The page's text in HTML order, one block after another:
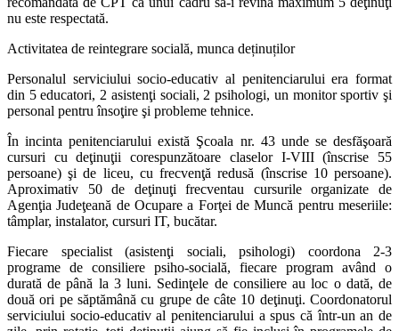
nu este respectată.
Activitatea de reintegrare socială, munca deținuților
Personalul serviciului socio-educativ al penitenciarului era format
din 5 educatori, 2 asistenţi sociali, 2 psihologi, un monitor sportiv şi
personal pentru însoţire şi probleme tehnice.
În incinta penitenciarului există Şcoala nr. 43 unde se desfăşoară
cursuri cu deţinuţii corespunzătoare claselor I-VIII (înscrise 55
persoane) şi de liceu, cu frecvenţă redusă (înscrise 10 persoane).
Aproximativ 50 de deţinuţi frecventau cursurile organizate de
Agenţia Judeţeană de Ocupare a Forţei de Muncă pentru meseriile:
tâmplar, instalator, cursuri IT, bucătar.
Fiecare specialist (asistenţi sociali, psihologi) coordona 2-3
programe de consiliere psiho-socială, fiecare program având o
durată de până la 3 luni. Sedinţele de consiliere au loc o dată, de
două ori pe săptămână cu grupe de câte 10 deţinuţi. Coordonatorul
serviciului socio-educativ al penitenciarului a spus că într-un an de